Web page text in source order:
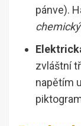
pánve).
zvláštní
napětím